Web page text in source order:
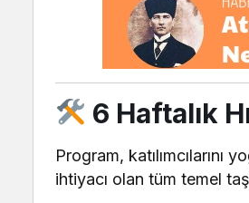
6 Haftalık
Program,
ihtiyacı olan tüm temel